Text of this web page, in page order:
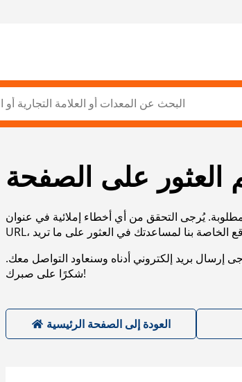
العثور على الصفحة
يُرجى التحقق من أي أخطاء إملائية في عنوان
بريد إلكتروني أدناه وسنعاود التواصل معك.
شكرًا على صبرك!
العودة إلى الصفحة الرئيسية